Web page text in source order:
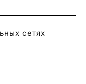
сетях